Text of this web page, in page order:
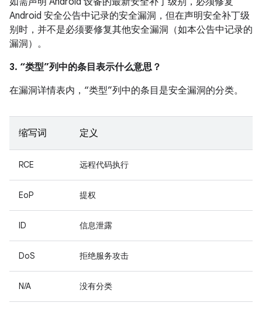
Android 安全公告中记录的安全漏洞，但在声明安全补丁级
别时，并不是必须要修复其他安全漏洞（如本公告中记录的
漏洞）。
3. “类型”列中的条目表示什么意思？
在漏洞详情表内，“类型”列中的条目是安全漏洞的分类。
缩写词 定义
RCE 远程代码执行
EoP 提权
ID 信息泄露
DoS 拒绝服务攻击
N/A 没有分类